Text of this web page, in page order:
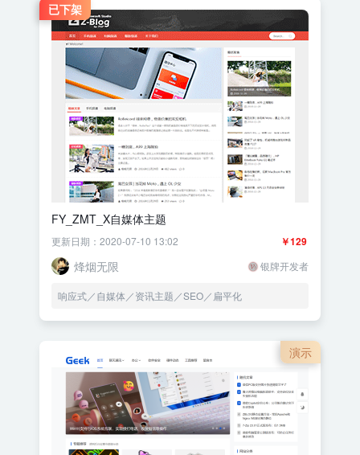
已下架
FY_ZMT_X自媒体主题
￥129
更新日期：2020-07-10 13:02
烽烟无限 银牌开发者
响应式／自媒体／资讯主题／SEO／扁平化
演示